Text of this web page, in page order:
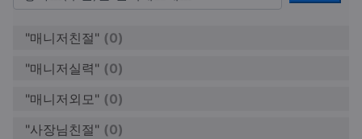
"매니저친절" (0)
"매니저실력" (0)
"매니저외모" (0)
"사장님친절" (0)